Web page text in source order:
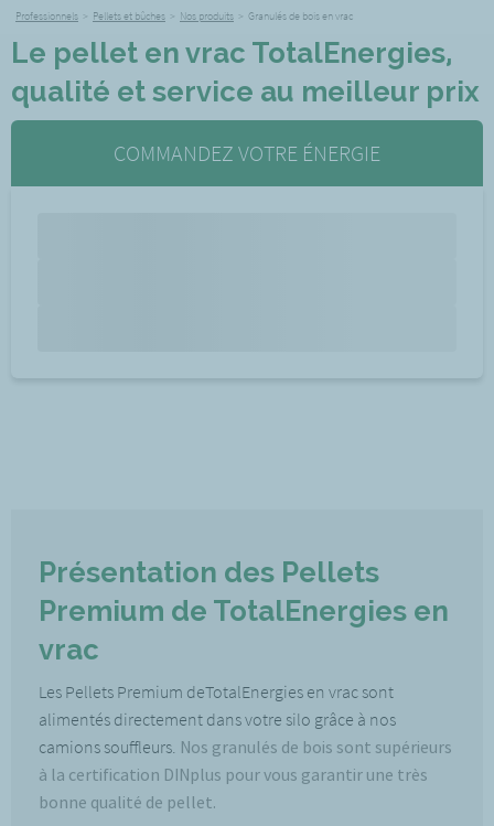
Professionnels > Pellets et bûches > Nos produits > Granulés de bois en vrac
Le pellet en vrac TotalEnergies,
qualité et service au meilleur prix
COMMANDEZ VOTRE ÉNERGIE
Présentation des Pellets
Premium de TotalEnergies en
vrac
Les Pellets Premium deTotalEnergies en vrac sont
alimentés directement dans votre silo grâce à nos
camions souffleurs. Nos granulés de bois sont supérieurs
à la certification DINplus pour vous garantir une très
bonne qualité de pellet.